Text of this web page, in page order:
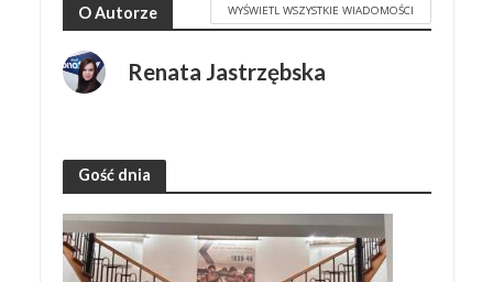
O Autorze WYŚWIETL WSZYSTKIE WIADOMOŚCI
Renata Jastrzębska
Gość dnia